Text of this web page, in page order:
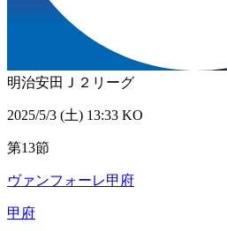
明治安田Ｊ２リーグ
2025/5/3 (土) 13:33 KO
第13節
ヴァンフォーレ甲府
甲府